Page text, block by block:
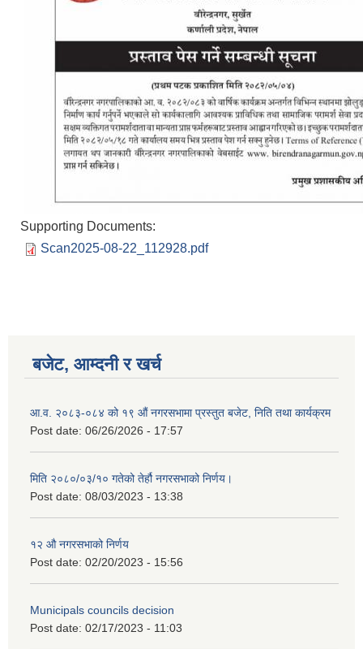
Supporting Documents:
Scan2025-08-22_112928.pdf
बजेट, आम्दनी र खर्च
आ.व. २०८३-०८४ को १९ औं नगरसभामा प्रस्तुत बजेट, निति तथा कार्यक्रम
Post date: 06/26/2026 - 17:57
मिति २०८०/०३/१० गतेको तेर्हौ नगरसभाको निर्णय।
Post date: 08/03/2023 - 13:38
१२ औ नगरसभाको निर्णय
Post date: 02/20/2023 - 15:56
Municipals councils decision
Post date: 02/17/2023 - 11:03